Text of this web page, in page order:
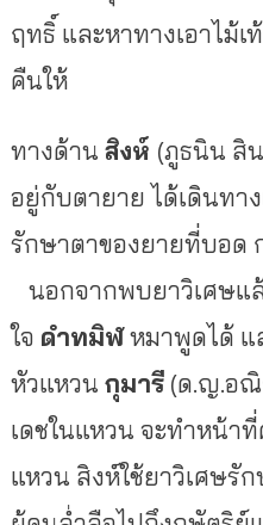
ฤทธิ์ และหาทางเอาไม้
คืนให้
ทางด้าน สิงห์ (ภูธนิน สิ
อยู่กับตายาย ได้เดินทา
รักษาตาของยายที่บอด
นอกจากพบยาวิเศษแ
ใจ ดำทมิฬหมาพูดได้ แ
หัวแหวน กุมารี(ด.ญ.อณิ
เดชในแหวน จะทำหน้า
แหวน สิงห์ใช้ยาวิเศษรั